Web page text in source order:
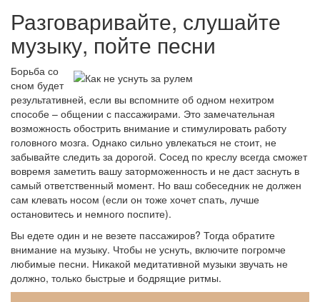
Разговаривайте, слушайте
музыку, пойте песни
Борьба со
сном будет
результативней, если вы вспомните об одном нехитром
способе – общении с пассажирами. Это замечательная
возможность обострить внимание и стимулировать работу
головного мозга. Однако сильно увлекаться не стоит, не
забывайте следить за дорогой. Сосед по креслу всегда сможет
вовремя заметить вашу заторможенность и не даст заснуть в
самый ответственный момент. Но ваш собеседник не должен
сам клевать носом (если он тоже хочет спать, лучше
остановитесь и немного поспите).
Вы едете один и не везете пассажиров? Тогда обратите
внимание на музыку. Чтобы не уснуть, включите погромче
любимые песни. Никакой медитативной музыки звучать не
должно, только быстрые и бодрящие ритмы.